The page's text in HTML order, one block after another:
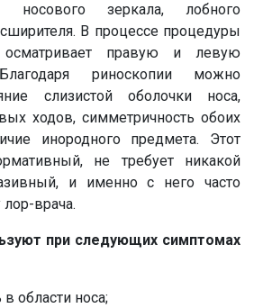
носового зеркала, лобного
В процессе процедуры
осматривает правую и левую
риноскопии можно
слизистой оболочки носа,
ходов, симметричность обоих
инородного предмета. Этот
не требует никакой
и именно с него часто
лор-врача.
при следующих симптомах
области носа;